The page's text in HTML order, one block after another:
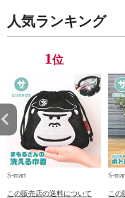
人気ランキング
1位
S-mart
この販売店の送料について
S-
この